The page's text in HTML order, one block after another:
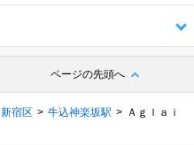
ページの先頭へ
新宿区 牛込神楽坂駅
Ａｇｌａｉ